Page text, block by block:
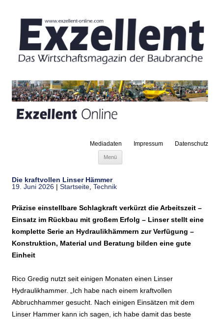
Mediadaten Impressum Datenschutz
Menü
Die kraftvollen Linser Hämmer
19. Juni 2026 | Startseite Technik
Präzise einstellbare Schlagkraft verkürzt die Arbeitszeit –
Einsatz im Rückbau mit großem Erfolg – Linser stellt eine
komplette Serie an Hydraulikhämmern zur Verfügung –
Konstruktion, Material und Beratung bilden eine gute
Einheit
Rico Gredig nutzt seit einigen Monaten einen Linser
Hydraulikhammer. „Ich habe nach einem kraftvollen
Abbruchhammer gesucht. Nach einigen Einsätzen mit dem
Linser Hammer kann ich sagen, ich habe damit das beste